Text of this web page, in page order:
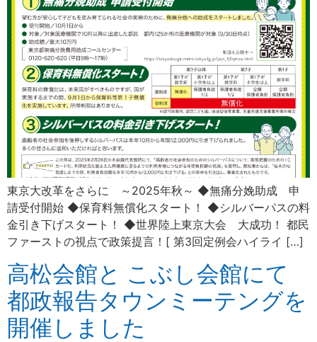
東京大改革をさらに ～2025年秋～ ◆無痛分娩助成 申
請受付開始 ◆保育料無償化スタート！ ◆シルバーパスの料
金引き下げスタート！ ◆世界陸上東京大会 大成功！ 都民
ファーストの視点で政策提言！[ 第3回定例会ハイライ […]
高松会館と こぶし会館にて
都政報告タウンミーテングを
開催しました